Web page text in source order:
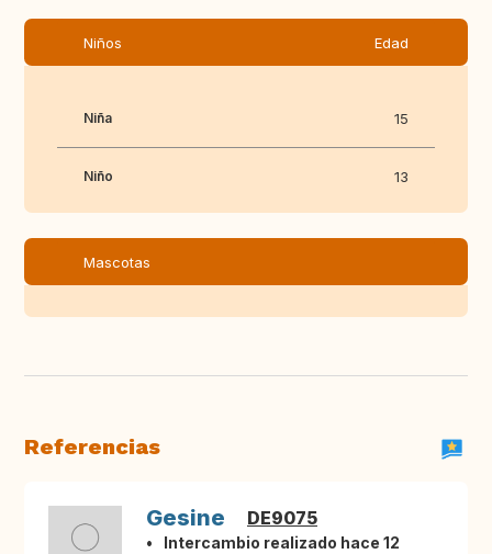
Niños Edad
Niña 15
Niño 13
Mascotas
Referencias
Gesine DE9075
Intercambio realizado hace 12